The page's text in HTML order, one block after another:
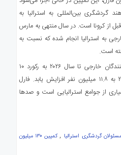
بین‌المللی به استرالیا به
از کرونا است. در سال منتهی به مارس
سفر خارجی به استرالیا انجام شده که نسبت به
پیش‌بینی می‌شود تعداد بازدیدکنندگان خارجی تا سال ۲۰۲۶ به رکورد ۱۰
میلیون نفر برسد و تا سال ۲۰۲۹ به ۱۱.۸ میلیون نفر افزایش یابد. فارل
از جوامع استرالیایی است و صدها
مسئولان گردشگری استرالیا ,
کمپین ۱۳۰ میلیون